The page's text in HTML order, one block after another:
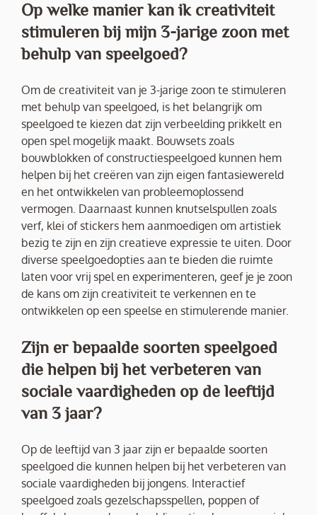
Op welke manier kan ik creativiteit
stimuleren bij mijn 3-jarige zoon met
behulp van speelgoed?
Om de creativiteit van je 3-jarige zoon te stimuleren
met behulp van speelgoed, is het belangrijk om
speelgoed te kiezen dat zijn verbeelding prikkelt en
open spel mogelijk maakt. Bouwsets zoals
bouwblokken of constructiespeelgoed kunnen hem
helpen bij het creëren van zijn eigen fantasiewereld
en het ontwikkelen van probleemoplossend
vermogen. Daarnaast kunnen knutselspullen zoals
verf, klei of stickers hem aanmoedigen om artistiek
bezig te zijn en zijn creatieve expressie te uiten. Door
diverse speelgoedopties aan te bieden die ruimte
laten voor vrij spel en experimenteren, geef je je zoon
de kans om zijn creativiteit te verkennen en te
ontwikkelen op een speelse en stimulerende manier.
Zijn er bepaalde soorten speelgoed
die helpen bij het verbeteren van
sociale vaardigheden op de leeftijd
van 3 jaar?
Op de leeftijd van 3 jaar zijn er bepaalde soorten
speelgoed die kunnen helpen bij het verbeteren van
sociale vaardigheden bij jongens. Interactief
speelgoed zoals gezelschapsspellen, poppen of